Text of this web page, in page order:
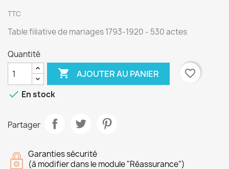
TTC
Table filiative de mariages 1793-1920 - 530 actes
Quantité
 AJOUTER AU PANIER
favorite_border
 En stock
Partager
Garanties sécurité
(à modifier dans le module "Réassurance")